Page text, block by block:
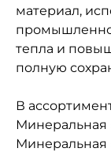
материал,
тепла и
полную
В
Минеральная
Минеральная